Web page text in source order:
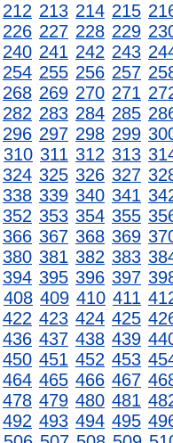
212 213 214 215
226 227 228 229
240 241 242 243
254 255 256 257
268 269 270 271
282 283 284 285
296 297 298 299
310 311 312 313
324 325 326 327
338 339 340 341
352 353 354 355
366 367 368 369
380 381 382 383
394 395 396 397
408 409 410 411
422 423 424 425
436 437 438 439
450 451 452 453
464 465 466 467
478 479 480 481
492 493 494 495